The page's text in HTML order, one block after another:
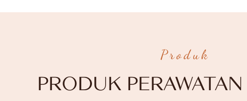
Produk
PRODUK